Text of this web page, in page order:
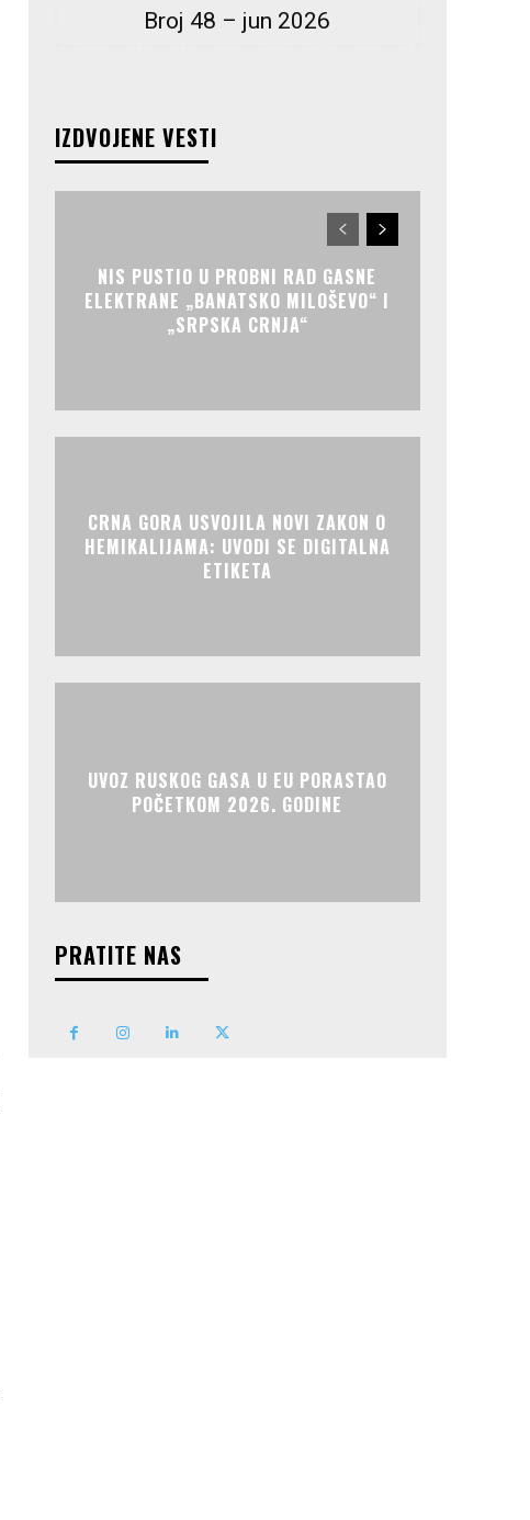
Broj 48 – jun 2026
IZDVOJENE VESTI
NIS PUSTIO U PROBNI RAD GASNE
ELEKTRANE „BANATSKO MILOŠEVO“ I
„SRPSKA CRNJA“
CRNA GORA USVOJILA NOVI ZAKON O
HEMIKALIJAMA: UVODI SE DIGITALNA
ETIKETA
UVOZ RUSKOG GASA U EU PORASTAO
POČETKOM 2026. GODINE
PRATITE NAS